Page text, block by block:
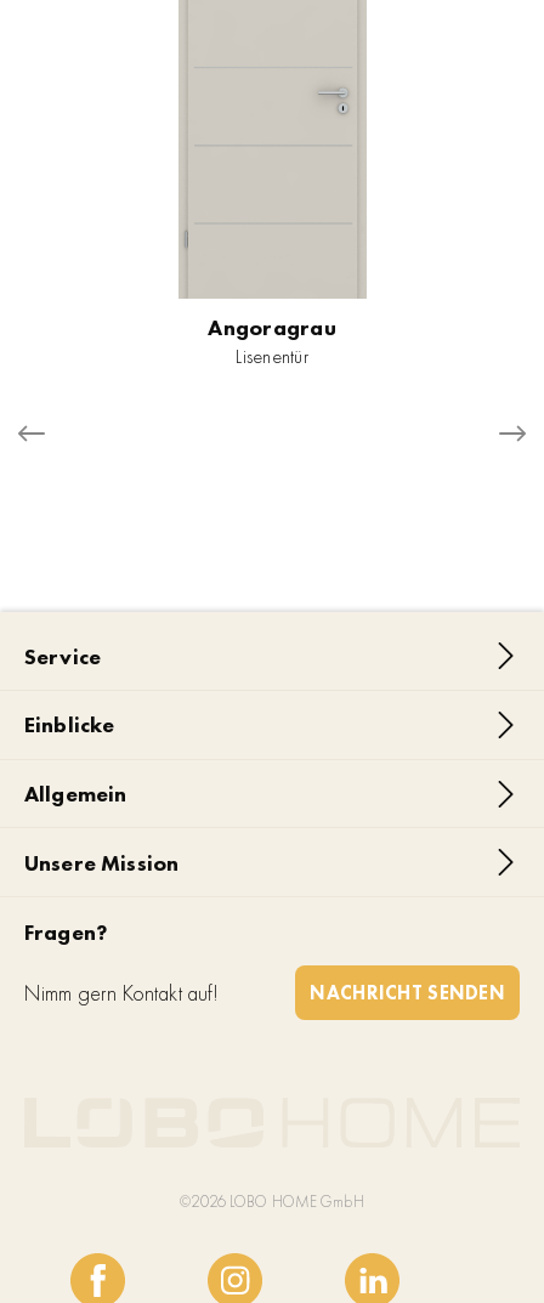
Angoragrau
Lisenentür
Service
Einblicke
Allgemein
Unsere Mission
Fragen?
Nimm gern Kontakt auf! NACHRICHT SENDEN
©2026 LOBO HOME GmbH